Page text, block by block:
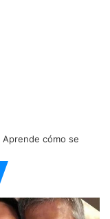
Aprende cómo se